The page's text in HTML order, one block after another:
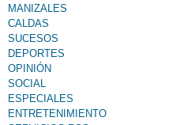
MANIZALES
CALDAS
SUCESOS
DEPORTES
OPINIÓN
SOCIAL
ESPECIALES
ENTRETENIMIENTO